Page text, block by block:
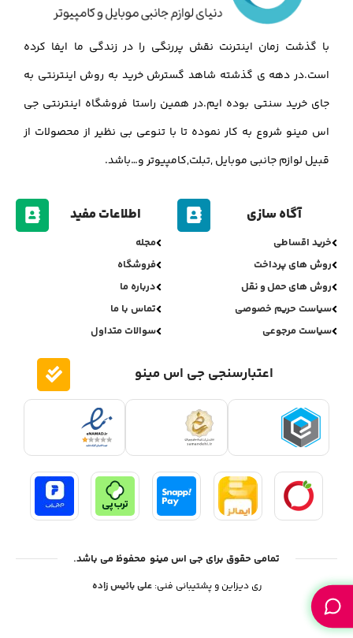
با گذشت زمان اینترنت نقش پررنگی را در زندگی ما ایفا کرده
است.در دهه ی گذشته شاهد گسترش خرید به روش اینترنتی به
جای خرید سنتی بوده ایم.در همین راستا فروشگاه اینترنتی جی
اس مینو شروع به کار نموده تا با تنوعی بی نظیر از محصولات از
قبیل لوازم جانبی موبایل ,تبلت,کامپیوتر و…باشد.
آگاه سازی
خرید اقساطی
روش های پرداخت
روش های حمل و نقل
سیاست حریم خصوصی
سیاست مرجوعی
اطلاعات مفید
مجله
فروشگاه
درباره ما
تماس با ما
سوالات متداول
اعتبارسنجی جی اس مینو
تمامی حقوق برای جی اس مینو محفوظ می باشد.
ری دیزاین و پشتیبانی فنی:علی بائیس زاده